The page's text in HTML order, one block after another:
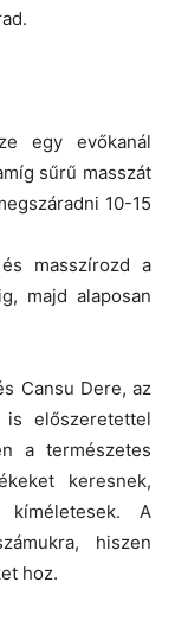
egy evőkanál
sűrű masszát
10-15
masszírozd a
majd alaposan
Cansu Dere, az
előszeretettel
a természetes
keresnek,
kíméletesek. A
hiszen
hoz.